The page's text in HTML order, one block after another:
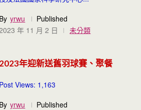
By yrwu
Published
年 11 月 2 日
未分類
2023年迎新送舊羽球賽、聚餐
Post Views: 1,163
By yrwu
Published